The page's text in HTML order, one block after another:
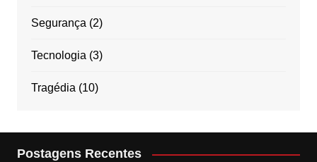
Segurança (2)
Tecnologia (3)
Tragédia (10)
Postagens Recentes